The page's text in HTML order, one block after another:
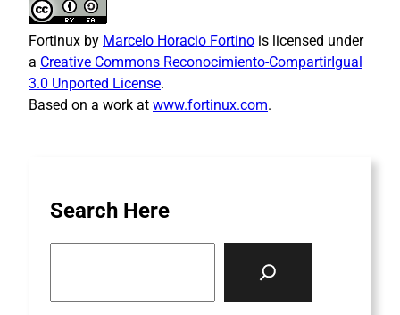
Fortinux by Marcelo Horacio Fortino is licensed under
a Creative Commons Reconocimiento-CompartirIgual
3.0 Unported License.
Based on a work at www.fortinux.com.
Search Here